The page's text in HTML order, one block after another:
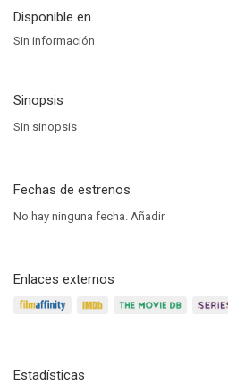
Disponible en...
Sin información
Sinopsis
Sin sinopsis
Fechas de estrenos
No hay ninguna fecha. Añadir
Enlaces externos
Estadísticas